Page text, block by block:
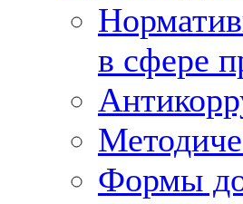
в сфере
Формы